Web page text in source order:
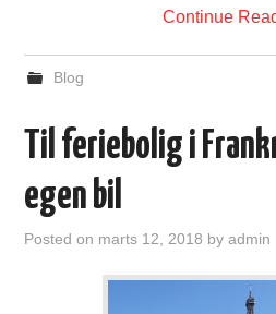
Continue
Blog
Til feriebolig i
egen bil
Posted on marts 12, 2018 byadmin